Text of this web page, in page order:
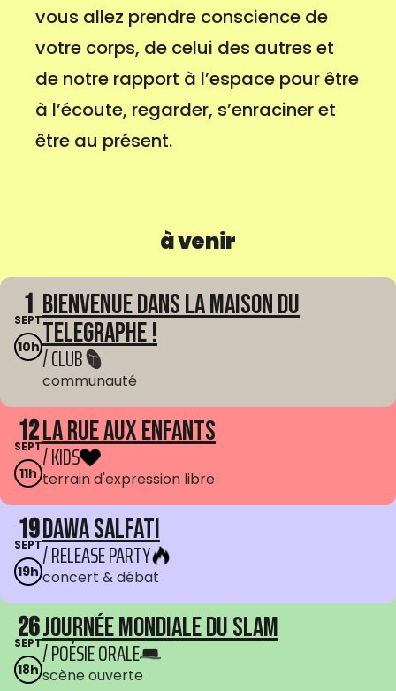
vous allez prendre conscience de
votre corps, de celui des autres et
de notre rapport à l’espace pour être
à l’écoute, regarder, s’enraciner et
être au présent.
à venir
1
SEPT
10h
Bienvenue dans La Maison du
Telegraphe !
/ CLUB
communauté
12
SEPT
11h
La Rue aux enfants
/ KIDS
terrain d'expression libre
19
SEPT
19h
Dawa Salfati
/ RELEASE PARTY
concert & débat
26
SEPT
18h
Journée mondiale du Slam
/ POÉSIE ORALE
scène ouverte